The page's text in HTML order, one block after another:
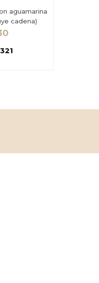
aguamarina
cadena)